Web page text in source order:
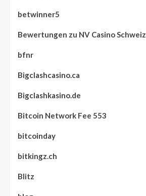
betwinner5
Bewertungen zu NV Casino Schweiz
bfnr
Bigclashcasino.ca
Bigclashkasino.de
Bitcoin Network Fee 553
bitcoinday
bitkingz.ch
Blitz